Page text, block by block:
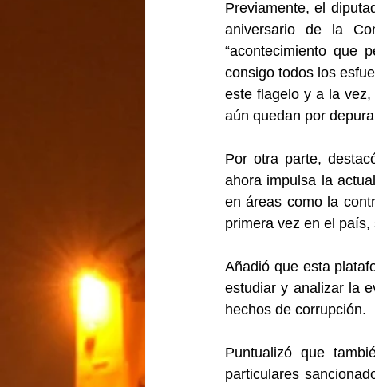
Previamente, el
aniversario de la
“acontecimiento que
consigo todos los
este flagelo y a la
aún quedan por
Por otra parte,
ahora impulsa la
en áreas como la
primera vez en el
Añadió que esta
estudiar y analizar la
hechos de corrupción.
Puntualizó que
particulares